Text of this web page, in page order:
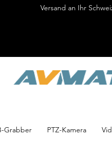
Versand an Ihr
Grabber PTZ-Kamera